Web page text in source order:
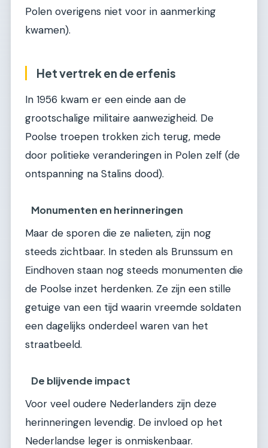
Polen overigens niet voor in aanmerking
kwamen).
Het vertrek en de erfenis
In 1956 kwam er een einde aan de
grootschalige militaire aanwezigheid. De
Poolse troepen trokken zich terug, mede
door politieke veranderingen in Polen zelf (de
ontspanning na Stalins dood).
Monumenten en herinneringen
Maar de sporen die ze nalieten, zijn nog
steeds zichtbaar. In steden als Brunssum en
Eindhoven staan nog steeds monumenten die
de Poolse inzet herdenken. Ze zijn een stille
getuige van een tijd waarin vreemde soldaten
een dagelijks onderdeel waren van het
straatbeeld.
De blijvende impact
Voor veel oudere Nederlanders zijn deze
herinneringen levendig. De invloed op het
Nederlandse leger is onmiskenbaar.